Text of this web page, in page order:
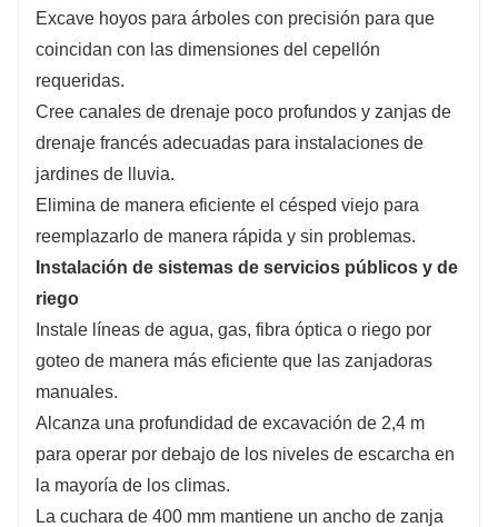
Excave hoyos para árboles con precisión para que
coincidan con las dimensiones del cepellón
requeridas.
Cree canales de drenaje poco profundos y zanjas de
drenaje francés adecuadas para instalaciones de
jardines de lluvia.
Elimina de manera eficiente el césped viejo para
reemplazarlo de manera rápida y sin problemas.
Instalación de sistemas de servicios públicos y de
riego
Instale líneas de agua, gas, fibra óptica o riego por
goteo de manera más eficiente que las zanjadoras
manuales.
Alcanza una profundidad de excavación de 2,4 m
para operar por debajo de los niveles de escarcha en
la mayoría de los climas.
La cuchara de 400 mm mantiene un ancho de zanja